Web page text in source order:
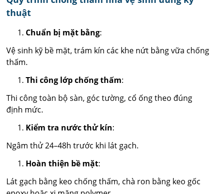
thuật
Chuẩn bị mặt bằng:
Vệ sinh kỹ bề mặt, trám kín các khe nứt bằng vữa chống
thấm.
Thi công lớp chống thấm:
Thi công toàn bộ sàn, góc tường, cổ ống theo đúng
định mức.
Kiểm tra nước thử kín:
Ngâm thử 24–48h trước khi lát gạch.
Hoàn thiện bề mặt:
Lát gạch bằng keo chống thấm, chà ron bằng keo gốc